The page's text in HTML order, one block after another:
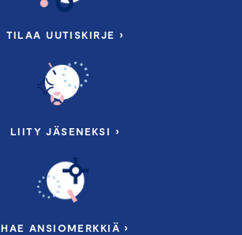
TILAA UUTISKIRJE ›
LIITY JÄSENEKSI ›
HAE ANSIOMERKKIÄ ›